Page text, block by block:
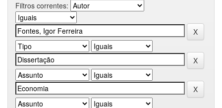
Filtros correntes: